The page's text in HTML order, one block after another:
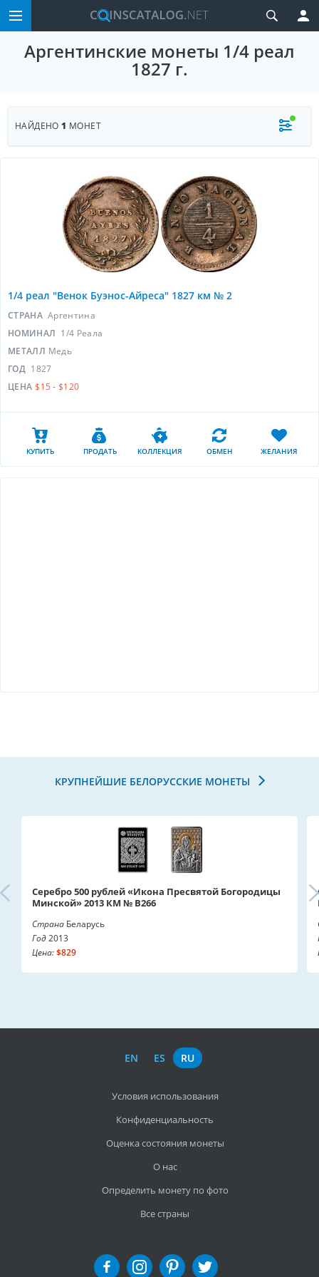
Аргентинские монеты 1/4 реал
1827 г.
НАЙДЕНО1 МОНЕТ
1/4 реал "Венок Буэнос-Айреса" 1827 км № 2
СТРАНА Аргентина
НОМИНАЛ 1/4 Реала
МЕТАЛЛ Медь
ГОД 1827
ЦЕНА $15 - $120
КУПИТЬ ПРОДАТЬ КОЛЛЕКЦИЯ ОБМЕН ЖЕЛАНИЯ
КРУПНЕЙШИЕ БЕЛОРУССКИЕ МОНЕТЫ
Серебро 500 рублей «Икона Пресвятой Богородицы
Минской» 2013 КМ № B266
Страна Беларусь
Год2013
Цена:$829
EN ES RU
Условия использования
Конфиденциальность
Оценка состояния монеты
О нас
Определить монету по фото
Все страны